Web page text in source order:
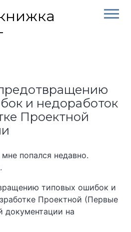
и недоработок
Проектной
попался недавно.
типовых ошибок и
Проектной (Первые
документации на